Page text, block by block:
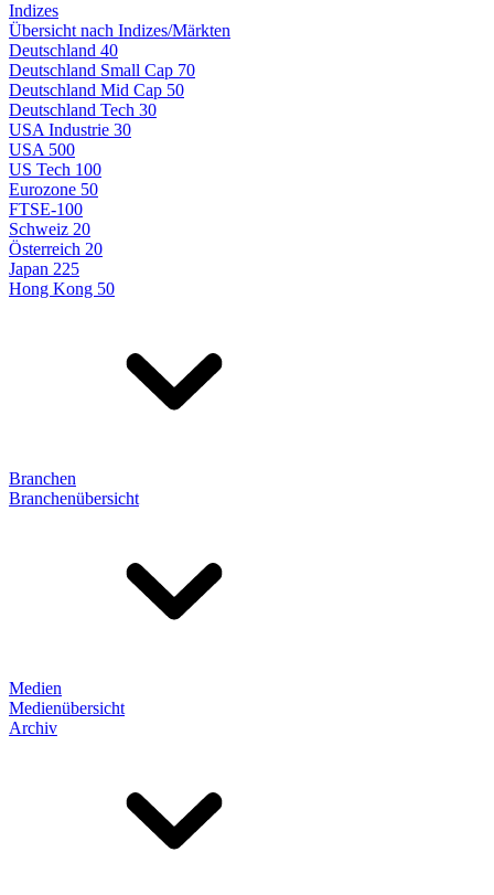
Indizes
Übersicht nach Indizes/Märkten
Deutschland 40
Deutschland Small Cap 70
Deutschland Mid Cap 50
Deutschland Tech 30
USA Industrie 30
USA 500
US Tech 100
Eurozone 50
FTSE-100
Schweiz 20
Österreich 20
Japan 225
Hong Kong 50
Branchen
Branchenübersicht
Medien
Medienübersicht
Archiv